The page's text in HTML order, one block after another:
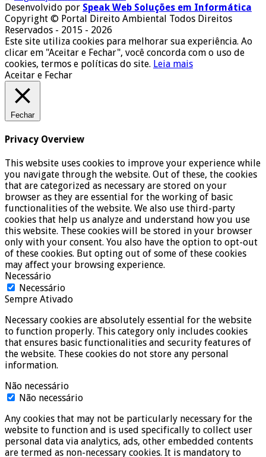
Desenvolvido por Speak Web Soluções em Informática
Copyright © Portal Direito Ambiental Todos Direitos
Reservados - 2015 - 2026
Este site utiliza cookies para melhorar sua experiência. Ao
clicar em "Aceitar e Fechar", você concorda com o uso de
cookies, termos e políticas do site. Leia mais
Aceitar e Fechar
Fechar
Privacy Overview
This website uses cookies to improve your experience while
you navigate through the website. Out of these, the cookies
that are categorized as necessary are stored on your
browser as they are essential for the working of basic
functionalities of the website. We also use third-party
cookies that help us analyze and understand how you use
this website. These cookies will be stored in your browser
only with your consent. You also have the option to opt-out
of these cookies. But opting out of some of these cookies
may affect your browsing experience.
Necessário
Necessário
Sempre Ativado
Necessary cookies are absolutely essential for the website
to function properly. This category only includes cookies
that ensures basic functionalities and security features of
the website. These cookies do not store any personal
information.
Não necessário
Não necessário
Any cookies that may not be particularly necessary for the
website to function and is used specifically to collect user
personal data via analytics, ads, other embedded contents
are termed as non-necessary cookies. It is mandatory to